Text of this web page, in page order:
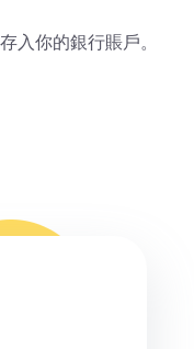
你的銀行賬戶。